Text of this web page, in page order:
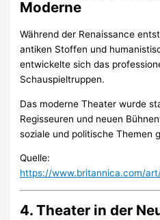
Moderne
Während der Renaissance
antiken Stoffen und
entwickelte sich das
Schauspieltruppen.
Das moderne Theater wurde
Regisseuren und neuen
soziale und politische Themen
Quelle:
https://www.britannica.com/
4. Theater in der